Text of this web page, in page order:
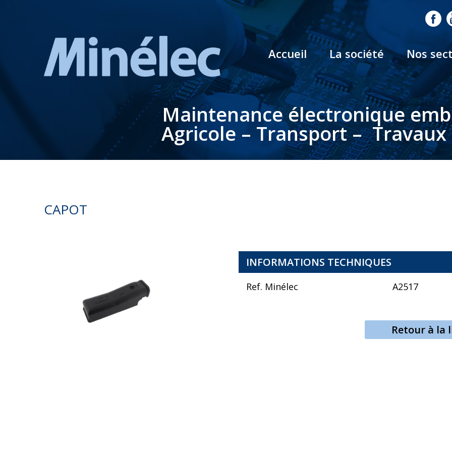
Accueil La société Nos
Maintenance électronique
Agricole – Transport – Travaux
CAPOT
INFORMATIONS TECHNIQUES
Ref. Minélec A2517
Retour à la